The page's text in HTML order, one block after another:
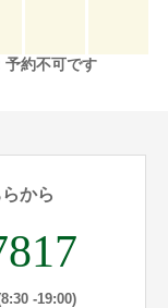
予約不可です
から
-19:00)